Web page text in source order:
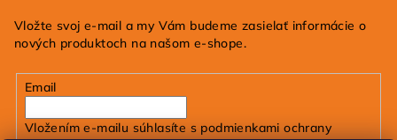
Vložte svoj e-mail a my Vám budeme zasielať informácie o
nových produktoch na našom e-shope.
Email
Vložením e-mailu súhlasíte s podmienkami ochrany